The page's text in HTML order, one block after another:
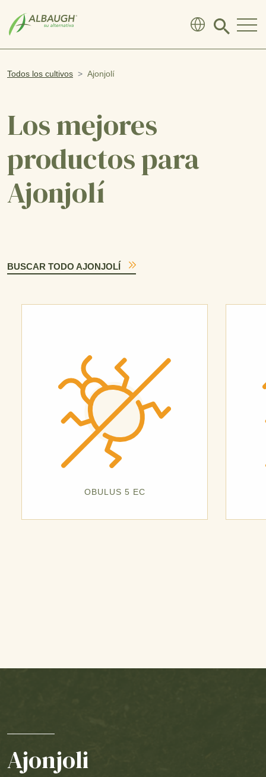
Click
search
Todos los cultivos Ajonjolí
Los mejores
productos para
Ajonjolí
BUSCAR TODO AJONJOLÍ
OBULUS 5 EC
Ajonjoli